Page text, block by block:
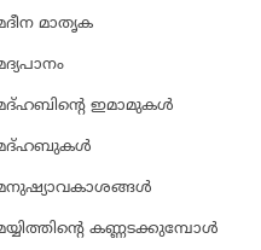
മാതൃക
ഇമാമുകള്‍
കണ്ണടക്കുമ്പോള്‍